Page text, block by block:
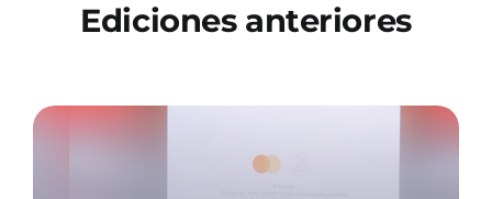
Ediciones anteriores